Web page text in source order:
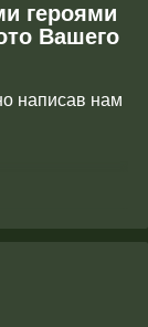
героями
Вашего
написав нам